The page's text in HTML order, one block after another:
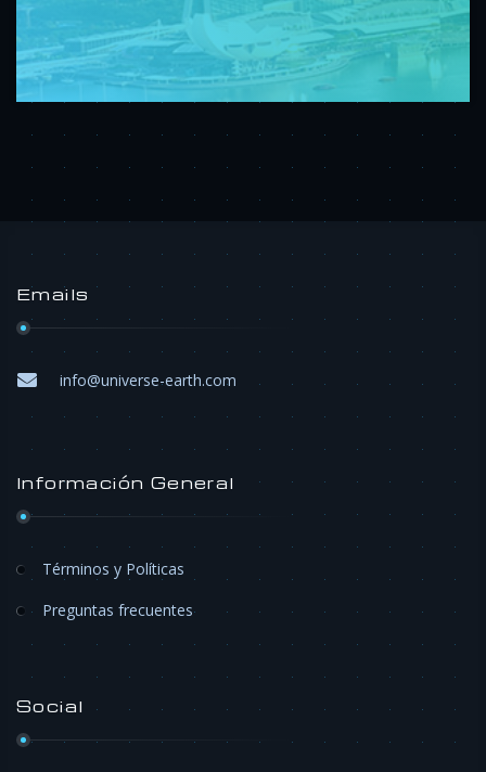
Emails
info@universe-earth.com
Información General
Términos y Políticas
Preguntas frecuentes
Social